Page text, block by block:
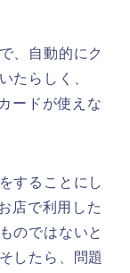
、自動的にク
たらしく、
ードが使えな
することにし
店で利用した
のではないと
したら、問題